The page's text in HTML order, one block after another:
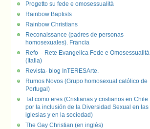
Progetto su fede e omosessualità
Rainbow Baptists
Rainbow Christians
Reconaissance (padres de personas
homosexuales). Francia
Refo – Rete Evangelica Fede e Omosessualità
(Italia)
Revista- blog InTERESArte.
Rumos Novos (Grupo homosexual católico de
Portugal)
Tal como eres (Cristianas y cristianos en Chile
por la inclusión de la Diversidad Sexual en las
iglesias y en la sociedad)
The Gay Christian (en inglés)